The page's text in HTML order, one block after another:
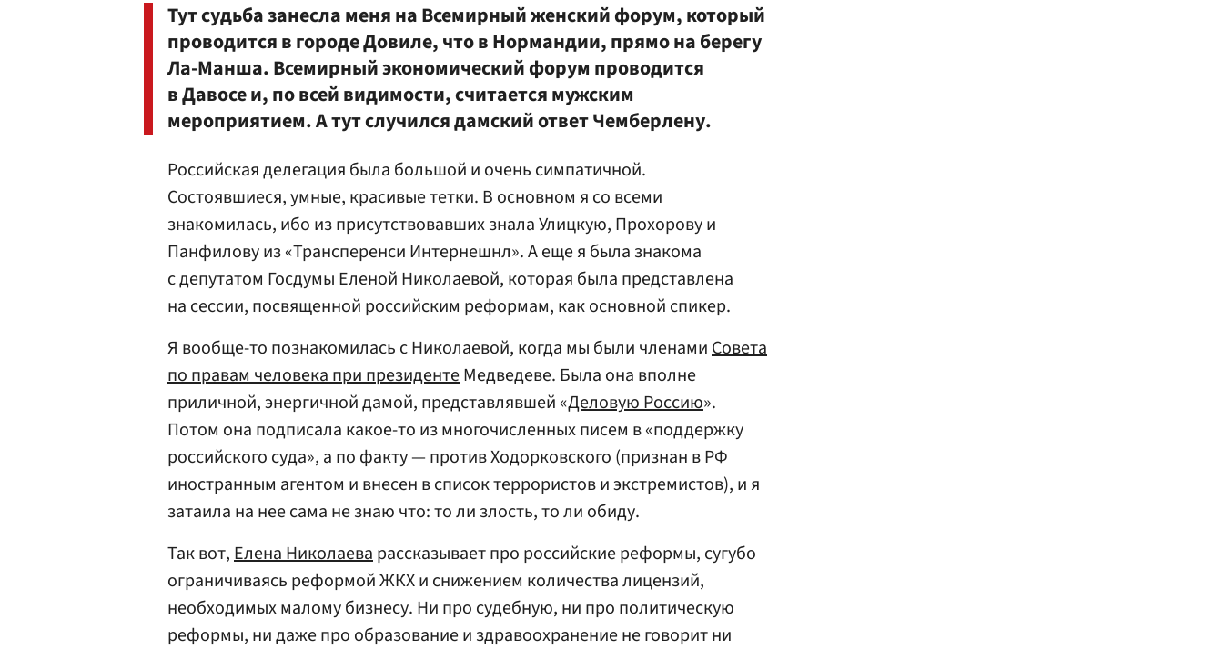
Тут судьба занесла меня на Всемирный женский форум, который
проводится в городе Довиле, что в Нормандии, прямо на берегу
Ла-Манша. Всемирный экономический форум проводится
в Давосе и, по всей видимости, считается мужским
мероприятием. А тут случился дамский ответ Чемберлену.
Российская делегация была большой и очень симпатичной.
Состоявшиеся, умные, красивые тетки. В основном я со всеми
знакомилась, ибо из присутствовавших знала Улицкую, Прохорову и
Панфилову из «Трансперенси Интернешнл». А еще я была знакома
с депутатом Госдумы Еленой Николаевой, которая была представлена
на сессии, посвященной российским реформам, как основной спикер.
Я вообще-то познакомилась с Николаевой, когда мы были членамиСовета
по правам человека при президентеМедведеве. Была она вполне
приличной, энергичной дамой, представлявшей «Деловую Россию».
Потом она подписала какое-то из многочисленных писем в «поддержку
российского суда», а по факту — против Ходорковского (признан в РФ
иностранным агентом и внесен в список террористов и экстремистов), и я
затаила на нее сама не знаю что: то ли злость, то ли обиду.
Так вот,Елена Николаеварассказывает про российские реформы, сугубо
ограничиваясь реформой ЖКХ и снижением количества лицензий,
необходимых малому бизнесу. Ни про судебную, ни про политическую
реформы, ни даже про образование и здравоохранение не говорит ни